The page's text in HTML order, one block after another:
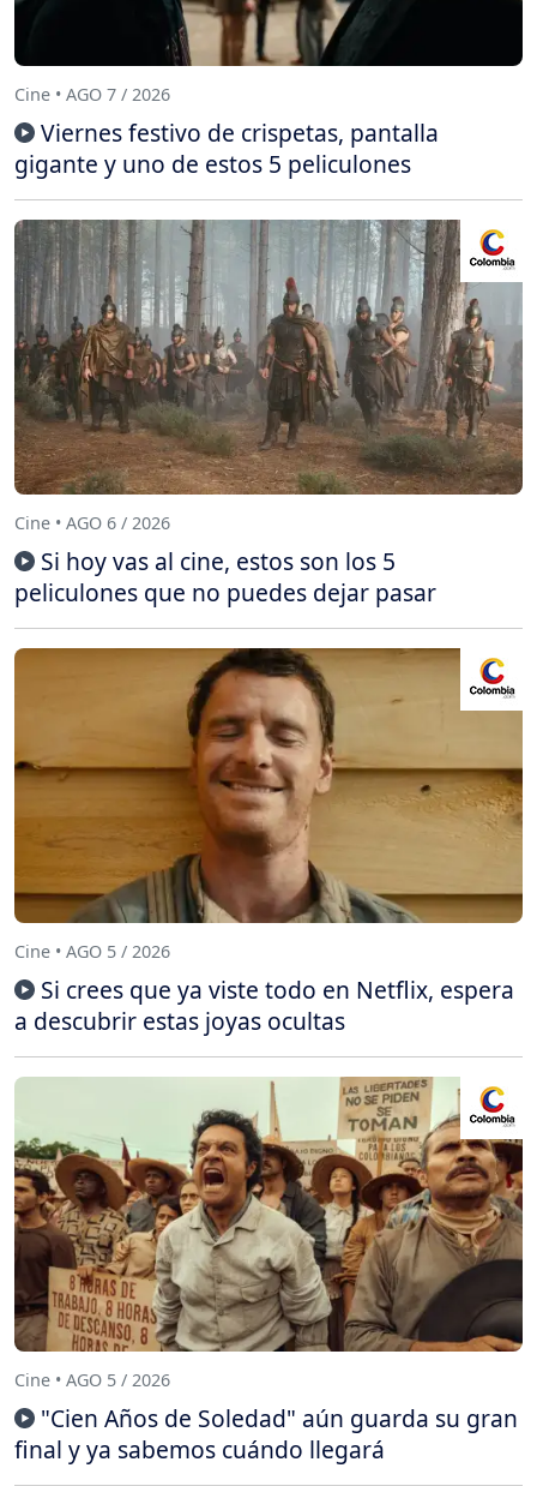
Cine • AGO 7 / 2026
Viernes festivo de crispetas, pantalla
gigante y uno de estos 5 peliculones
Cine • AGO 6 / 2026
Si hoy vas al cine, estos son los 5
peliculones que no puedes dejar pasar
Cine • AGO 5 / 2026
Si crees que ya viste todo en Netflix, espera
a descubrir estas joyas ocultas
Cine • AGO 5 / 2026
"Cien Años de Soledad" aún guarda su gran
final y ya sabemos cuándo llegará